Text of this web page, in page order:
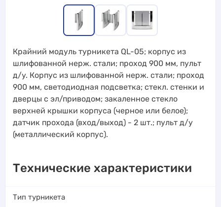
Крайний модуль турникета QL-05; корпус из
шлифованной нерж. стали; проход 900 мм, пульт
д/у. Корпус из шлифованной нерж. стали; проход
900 мм, светодиодная подсветка; стекл. стенки и
дверцы с эл/приводом; закаленное стекло
верхней крышки корпуса (черное или белое);
датчик прохода (вход/выход) - 2 шт.; пульт д/у
(металлический корпус).
Технические характеристики
Тип турникета